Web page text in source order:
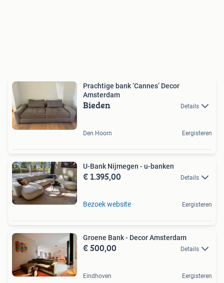
Prachtige bank ‘Cannes’ Decor
Amsterdam
Bieden Details
Den Hoorn Eergisteren
U-Bank Nijmegen - u-banken
€ 1.395,00 Details
Bezoek website Eergisteren
Groene Bank - Decor Amsterdam
€ 500,00 Details
Eindhoven Eergisteren